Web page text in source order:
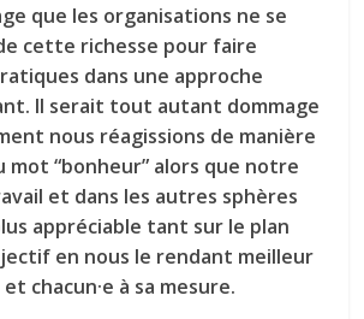
que les organisations ne se
cette richesse pour faire
dans une approche
Il serait tout autant dommage
nous réagissions de manière
mot “bonheur” alors que notre
et dans les autres sphères
appréciable tant sur le plan
en nous le rendant meilleur
chacun·e à sa mesure.